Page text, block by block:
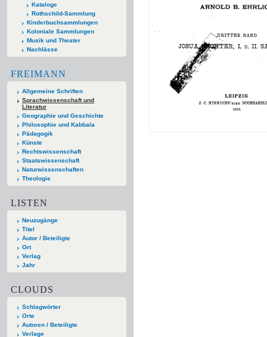
Kataloge
Rothschild-Sammlung
Kinderbuchsammlungen
Koloniale Sammlungen
Musik und Theater
Nachlässe
FREIMANN
Allgemeine Schriften
Sprachwissenschaft und
Literatur
Geographie und Geschichte
Philosophie und Kabbala
Pädagogik
Künste
Rechtswissenschaft
Staatswissenschaft
Naturwissenschaften
Theologie
LISTEN
Neuzugänge
Titel
Autor / Beteiligte
Ort
Verlag
Jahr
CLOUDS
Schlagwörter
Orte
Autoren / Beteiligte
Verlage